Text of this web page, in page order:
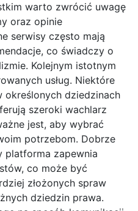
warto zwrócić uwagę
oraz opinie
serwisy często mają
co świadczy o
Kolejnym istotnym
usług. Niektóre
określonych dziedzinach
szeroki wachlarz
jest, aby wybrać
potrzebom. Dobrze
platforma zapewnia
co może być
złożonych spraw
dziedzin prawa.